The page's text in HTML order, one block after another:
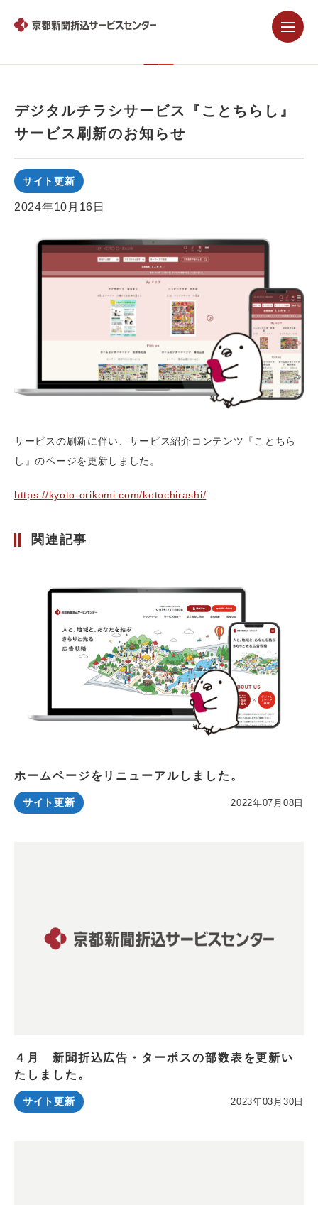
新着情報・お知らせ
デジタルチラシサービス『ことちらし』
サービス刷新のお知らせ
サイト更新
2024年10月16日
サービスの刷新に伴い、サービス紹介コンテンツ『ことちら
し』のページを更新しました。
https://kyoto-orikomi.com/kotochirashi/
関連記事
ホームページをリニューアルしました。
サイト更新 2022年07月08日
４月 新聞折込広告・ターポスの部数表を更新い
たしました。
サイト更新 2023年03月30日